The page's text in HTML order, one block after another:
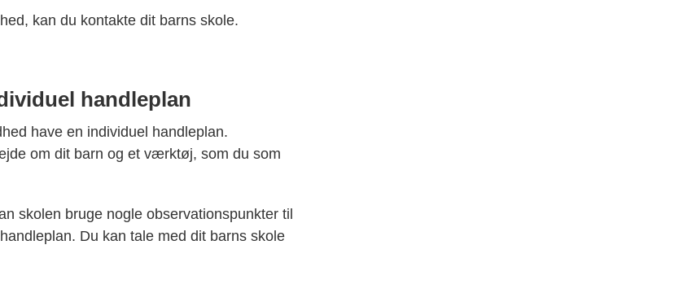
kan du kontakte dit barns skole.
handleplan
have en individuel handleplan.
om dit barn og et værktøj, som du som
skolen bruge nogle observationspunkter til
Du kan tale med dit barns skole